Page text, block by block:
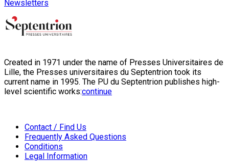
Newsletters
Created in 1971 under the name of Presses Universitaires de
Lille, the Presses universitaires du Septentrion took its
current name in 1995. The PU du Septentrion publishes high-
level scientific works:continue
Contact / Find Us
Frequently Asked Questions
Conditions
Legal Information